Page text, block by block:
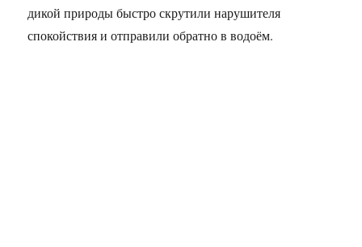
дикой природы быстро скрутили нарушителя
спокойствия и отправили обратно в водоём.